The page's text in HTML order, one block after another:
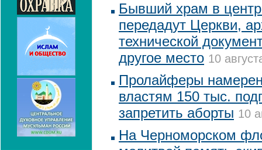
Бывший храм в
передадут Церкви,
технической
другое место 10
Пролайферы
властям 150 тыс.
запретить аборты 10
На Черноморском